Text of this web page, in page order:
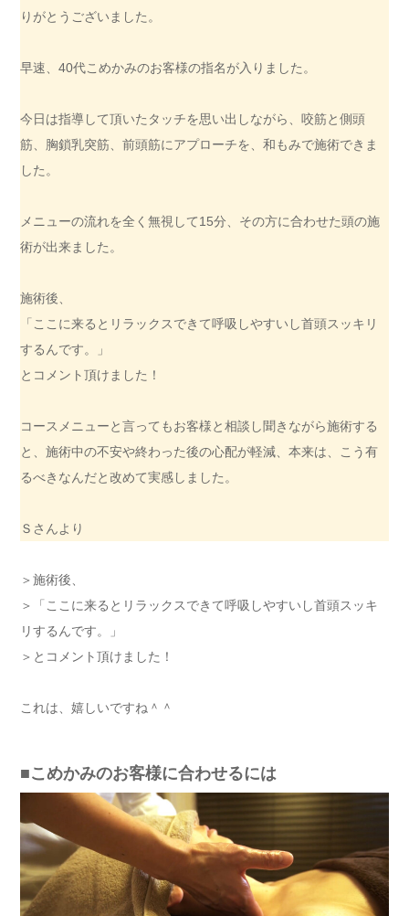
りがとうございました。
早速、40代こめかみのお客様の指名が入りました。
今日は指導して頂いたタッチを思い出しながら、咬筋と側頭
筋、胸鎖乳突筋、前頭筋にアプローチを、和もみで施術できま
した。
メニューの流れを全く無視して15分、その方に合わせた頭の施
術が出来ました。
施術後、
「ここに来るとリラックスできて呼吸しやすいし首頭スッキリ
するんです。」
とコメント頂けました！
コースメニューと言ってもお客様と相談し聞きながら施術する
と、施術中の不安や終わった後の心配が軽減、本来は、こう有
るべきなんだと改めて実感しました。
Ｓさんより
＞施術後、
＞「ここに来るとリラックスできて呼吸しやすいし首頭スッキ
リするんです。」
＞とコメント頂けました！
これは、嬉しいですね＾＾
■こめかみのお客様に合わせるには